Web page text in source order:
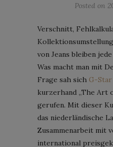
Posted on
Verschnitt,
von Jeans bleiben
Was macht man mit
Frage sah sich G-Star
kurzerhand „The Art
gerufen. Mit dieser
das niederländische
Zusammenarbeit mit
international